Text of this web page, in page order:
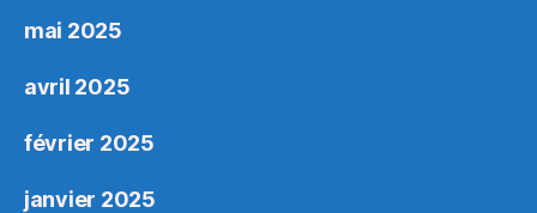
mai 2025
avril 2025
février 2025
janvier 2025